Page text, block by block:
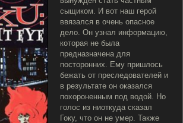
сыщиком. И вот наш герой
ввязался в очень опасное
дело. Он узнал информацию,
которая не была
предназначена для
посторонних. Ему пришлось
бежать от преследователей и
в результате он оказался
похороненным под водой. Но
голос из ниоткуда сказал
Гоку, что он не умер. Также